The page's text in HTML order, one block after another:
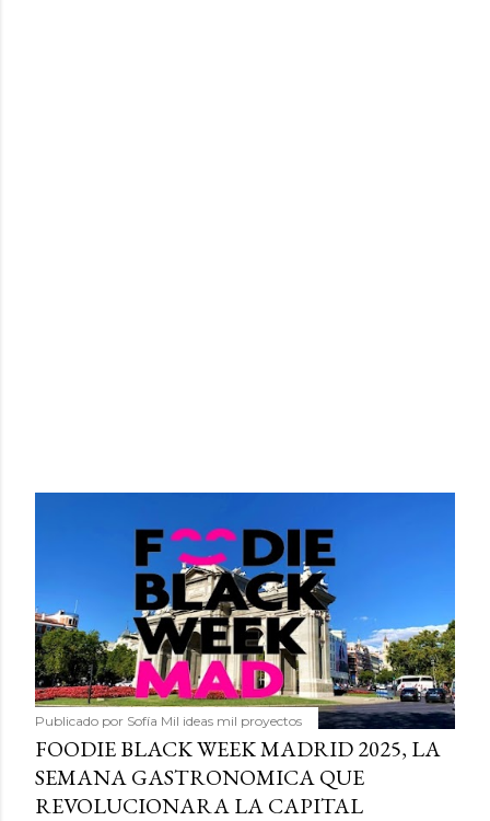
Publicado por Sofía Mil ideas mil proyectos
FOODIE BLACK WEEK MADRID 2025, LA
SEMANA GASTRONOMICA QUE
REVOLUCIONARA LA CAPITAL